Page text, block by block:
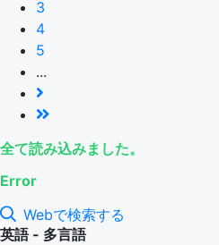
3
4
5
...
全て読み込みました。
Error
Webで検索する
英語 - 多言語